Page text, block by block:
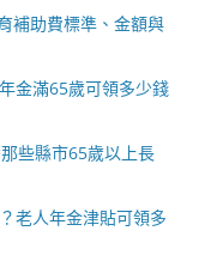
補助費標準、金額與
金滿65歲可領多少錢
些縣市65歲以上長
老人年金津貼可領多